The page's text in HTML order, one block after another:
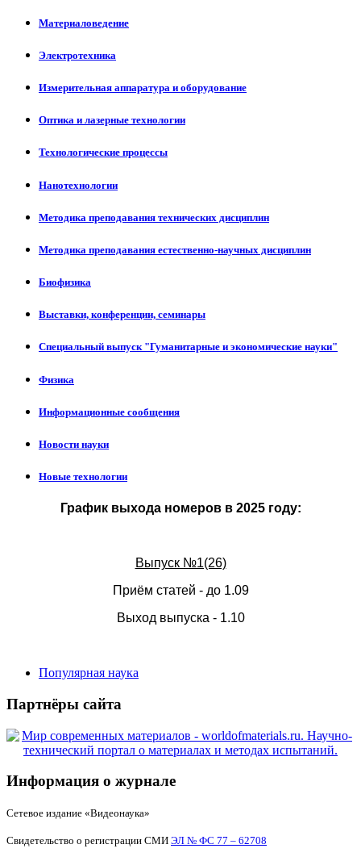
Материаловедение
Электротехника
Измерительная аппаратура и оборудование
Оптика и лазерные технологии
Технологические процессы
Нанотехнологии
Методика преподавания технических дисциплин
Методика преподавания естественно-научных дисциплин
Биофизика
Выставки, конференции, семинары
Специальный выпуск "Гуманитарные и экономические науки"
Физика
Информационные сообщения
Новости науки
Новые технологии
График выхода номеров в 2025 году:
Выпуск №1(26)
Приём статей - до 1.09
Выход выпуска - 1.10
Популярная наука
Партнёры сайта
Информация о журнале
Сетевое издание «Видеонаука»
Свидетельство о регистрации СМИ ЭЛ № ФС 77 – 62708